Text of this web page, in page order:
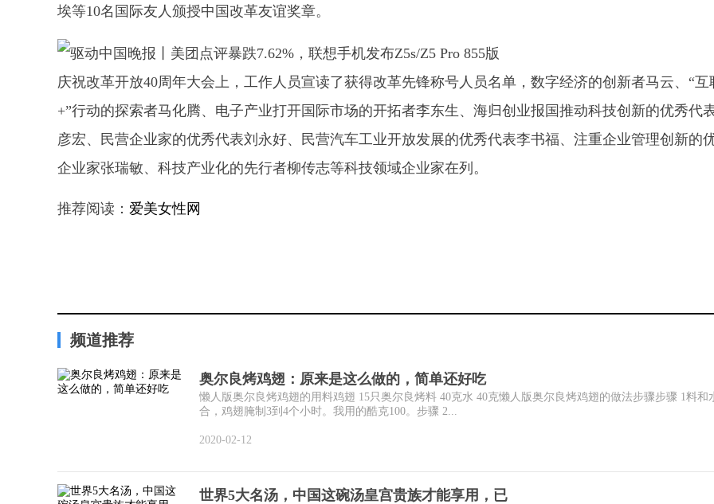
埃等10名国际友人颁授中国改革友谊奖章。
庆祝改革开放40周年大会上，工作人员宣读了获得改革先锋称号人员名单，数字经济的创新者马云、“互
+”行动的探索者马化腾、电子产业打开国际市场的开拓者李东生、海归创业报国推动科技创新的优秀代
彦宏、民营企业家的优秀代表刘永好、民营汽车工业开放发展的优秀代表李书福、注重企业管理创新的
企业家张瑞敏、科技产业化的先行者柳传志等科技领域企业家在列。
推荐阅读： 爱美女性网
频道推荐
奥尔良烤鸡翅：原来是这么做的，简单还好吃
懒人版奥尔良烤鸡翅的用料鸡翅 15只奥尔良烤料 40克水 40克懒人版奥尔良烤鸡翅的做法步骤步骤 1料和
合，鸡翅腌制3到4个小时。我用的酷克100。步骤 2...
2020-02-12
世界5大名汤，中国这碗汤皇宫贵族才能享用，已